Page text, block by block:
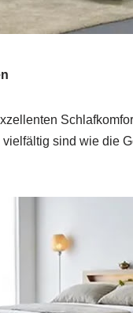
vielfältig sind wie die